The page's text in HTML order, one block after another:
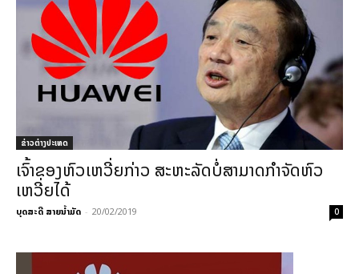
ຂ່າວຕ່າງປະເທດ
ເຈົ້າຂອງຫົວເຫວີ່ຍກ່າວ ສະຫະລັດບໍ່ສາມາດກຳຈັດຫົວ
ເຫວີ່ຍໄດ້
ບຸດສະດີ ສາຍນ້ຳມັດ - 20/02/2019 0